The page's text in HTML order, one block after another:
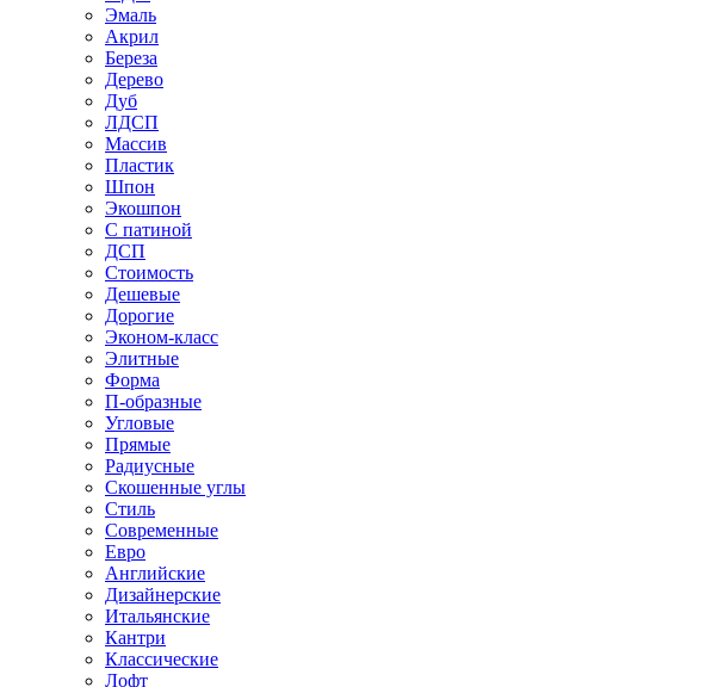
Эмаль
Акрил
Береза
Дерево
Дуб
ЛДСП
Массив
Пластик
Шпон
Экошпон
С патиной
ДСП
Стоимость
Дешевые
Дорогие
Эконом-класс
Элитные
Форма
П-образные
Угловые
Прямые
Радиусные
Скошенные углы
Стиль
Современные
Евро
Английские
Дизайнерские
Итальянские
Кантри
Классические
Лофт